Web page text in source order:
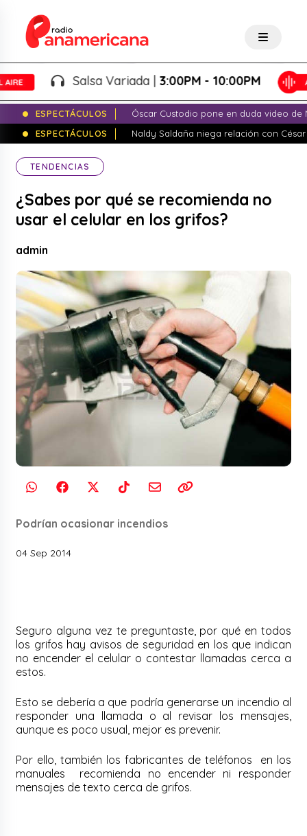
Salsa Variada |3:00PM - 10:00PM
ESPECTÁCULOS
Óscar Custodio pone en duda video de
ESPECTÁCULOS
Naldy Saldaña niega relación con
TENDENCIAS
¿Sabes por qué se recomienda no
usar el celular en los grifos?
admin
Podrían ocasionar incendios
04 Sep 2014
Seguro alguna vez te preguntaste, por qué en todos
los grifos hay avisos de seguridad en los que indican
no encender el celular o contestar llamadas cerca a
estos.
Esto se debería a que podría generarse un incendio al
responder una llamada o al revisar los mensajes,
aunque es poco usual, mejor es prevenir.
Por ello, también los fabricantes de teléfonos en los
manuales recomienda no encender ni responder
mensajes de texto cerca de grifos.